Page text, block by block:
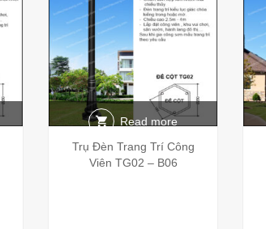
Read more
Trụ Đèn Trang Trí Công
Viên TG02 – B06